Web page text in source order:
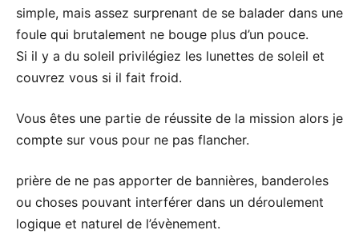
simple, mais assez surprenant de se balader dans une
foule qui brutalement ne bouge plus d’un pouce.
Si il y a du soleil privilégiez les lunettes de soleil et
couvrez vous si il fait froid.
Vous êtes une partie de réussite de la mission alors je
compte sur vous pour ne pas flancher.
prière de ne pas apporter de bannières, banderoles
ou choses pouvant interférer dans un déroulement
logique et naturel de l’évènement.